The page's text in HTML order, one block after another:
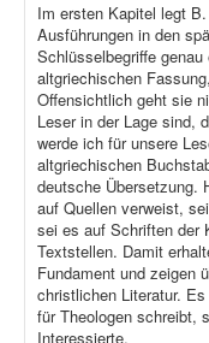
Im ersten Kapitel legt
Ausführungen in den
Schlüsselbegriffe
altgriechischen
Offensichtlich geht sie
Leser in der Lage sind,
werde ich für unsere
altgriechischen
deutsche Übersetzung.
auf Quellen verweist,
sei es auf Schriften der
Textstellen. Damit
Fundament und zeigen
christlichen Literatur.
für Theologen schreibt,
Interessierte.